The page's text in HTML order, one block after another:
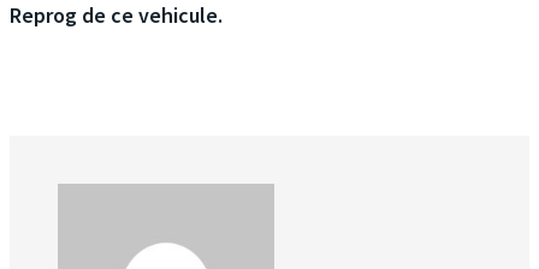
Reprog de ce vehicule.